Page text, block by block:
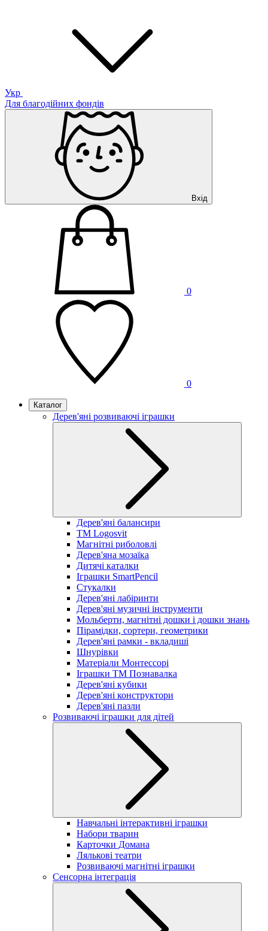
Укр
Для благодійних фондів
Вхід
0
0
Каталог
Дерев'яні розвиваючі іграшки
Дерев'яні балансири
TM Logosvit
Магнітні риболовлі
Дерев'яна мозаїка
Дитячі каталки
Іграшки SmartPencil
Стукалки
Дерев'яні лабіринти
Дерев'яні музичні інструменти
Мольберти, магнітні дошки і дошки знань
Пірамідки, сортери, геометрики
Дерев'яні рамки - вкладиші
Шнурівки
Матеріали Монтессорі
Іграшки ТМ Познавалка
Дерев'яні кубики
Дерев'яні конструктори
Дерев'яні пазли
Розвиваючі іграшки для дітей
Навчальні інтерактивні іграшки
Набори тварин
Карточки Домана
Лялькові театри
Розвиваючі магнітні іграшки
Сенсорна інтеграція